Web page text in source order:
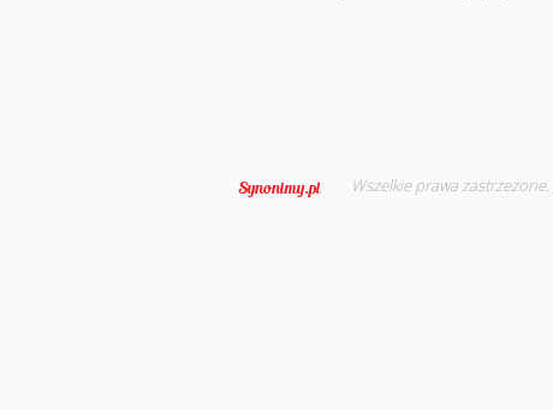
Wszelkie prawa zastrzeżone.